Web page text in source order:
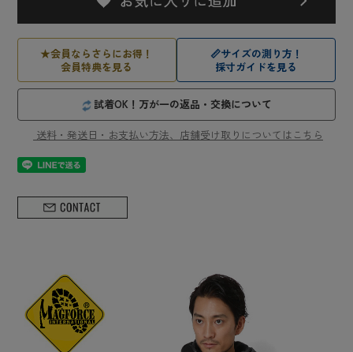
★会員ならさらにお得！
会員特典を見る
📏サイズの測り方！
採寸ガイドを見る
試着OK！万が一の返品・交換について
送料・発送日・お支払い方法、店舗受け取りについてはこちら